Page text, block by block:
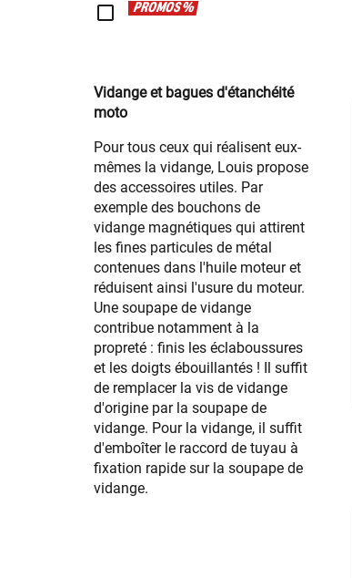
PROMOS %
Vidange et bagues d'étanchéité
moto
Pour tous ceux qui réalisent eux-
mêmes la vidange, Louis propose
des accessoires utiles. Par
exemple des bouchons de
vidange magnétiques qui attirent
les fines particules de métal
contenues dans l'huile moteur et
réduisent ainsi l'usure du moteur.
Une soupape de vidange
contribue notamment à la
propreté : finis les éclaboussures
et les doigts ébouillantés ! Il suffit
de remplacer la vis de vidange
d'origine par la soupape de
vidange. Pour la vidange, il suffit
d'emboîter le raccord de tuyau à
fixation rapide sur la soupape de
vidange.